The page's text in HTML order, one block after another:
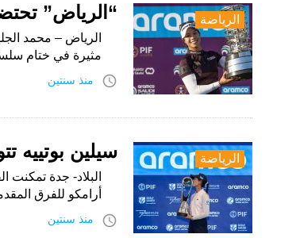
الرياضة “الرياض”
الرياض – محمد
مثيرة في ختام
access_time منذ سنتين
الرياضة سيلين بوتييه
البلاد- جدة تمكنت
أرامكو للفرق
access_time منذ سنتين